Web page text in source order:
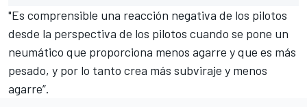
"Es comprensible una reacción negativa de los pilotos
desde la perspectiva de los pilotos cuando se pone un
neumático que proporciona menos agarre y que es más
pesado, y por lo tanto crea más subviraje y menos
agarre”.